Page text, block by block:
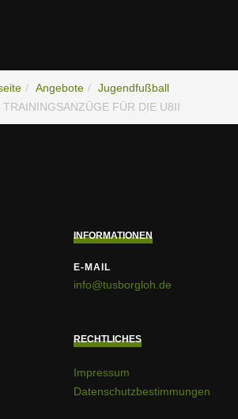
Angebote
Jugendfußball
TRAININGSANZÜGE FÜR DIE U8II
INFORMATIONEN
E-MAIL
info@tusborgloh.de
RECHTLICHES
Impressum
Datenschutzbestimmungen